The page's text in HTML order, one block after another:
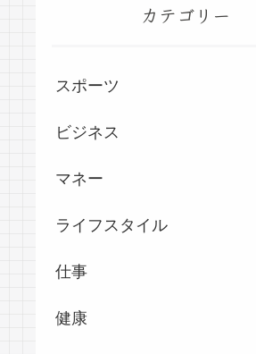
カテゴリー
スポーツ
ビジネス
マネー
ライフスタイル
仕事
健康